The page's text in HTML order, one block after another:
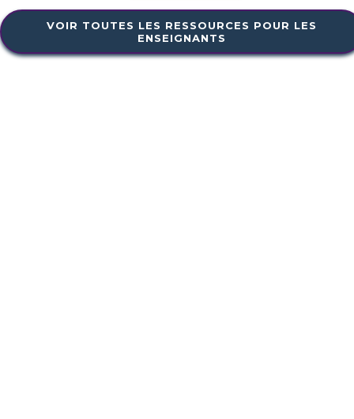
VOIR TOUTES LES RESSOURCES POUR LES
ENSEIGNANTS